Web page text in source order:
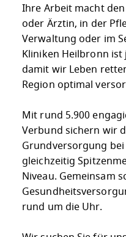
Ihre Arbeit macht
oder Ärztin, in der
Verwaltung oder im
Kliniken Heilbronn
damit wir Leben
Region optimal
Mit rund 5.900
Verbund sichern wir
Grundversorgung
gleichzeitig
Niveau. Gemeinsam
rund um die Uhr.